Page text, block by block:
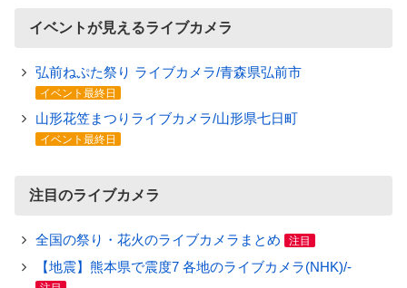
イベントが見えるライブカメラ
弘前ねぷた祭り ライブカメラ/青森県弘前市
イベント最終日
山形花笠まつりライブカメラ/山形県七日町
イベント最終日
注目のライブカメラ
全国の祭り・花火のライブカメラまとめ 注目
【地震】熊本県で震度7 各地のライブカメラ(NHK)/-